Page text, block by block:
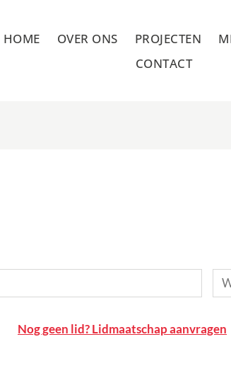
HOME OVER ONS PROJECTEN
CONTACT
Nog geen lid? Lidmaatschap aanvragen